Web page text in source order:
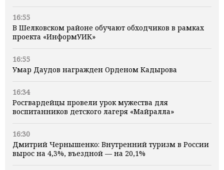
16:55
В Шелковском районе обучают обходчиков в рамках
проекта «ИнформУИК»
16:55
Умар Даудов награжден Орденом Кадырова
16:34
Росгвардейцы провели урок мужества для
воспитанников детского лагеря «Майралла»
16:30
Дмитрий Чернышенко: Внутренний туризм в России
вырос на 4,3%, въездной — на 20,1%